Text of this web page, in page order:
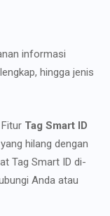
informasi
hingga jenis
Tag Smart ID
hilang dengan
Tag Smart ID di-
Anda atau